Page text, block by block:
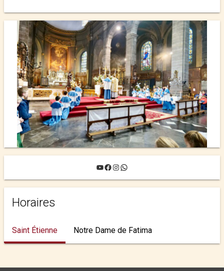
YouTube
Facebook
Instagram
WhatsApp
Horaires
Saint Étienne Notre Dame de Fatima